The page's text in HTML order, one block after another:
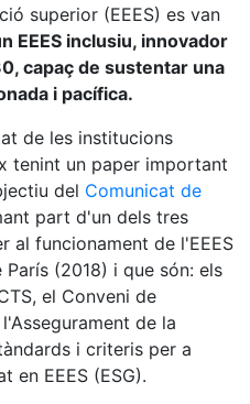
superior (EEES) es van
EEES inclusiu, innovador
capaç de sustentar una
i pacífica.
de les institucions
tenint un paper important
del Comunicat de
part d'un dels tres
al funcionament de l'EEES
(2018) i que són: els
el Conveni de
de la
i criteris per a
en EEES (ESG).